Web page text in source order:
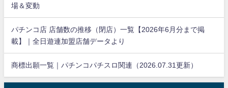
場＆変動
パチンコ店 店舗数の推移（閉店）一覧【2026年6月分まで掲
載】｜全日遊連加盟店舗データより
商標出願一覧｜パチンコパチスロ関連（2026.07.31更新）